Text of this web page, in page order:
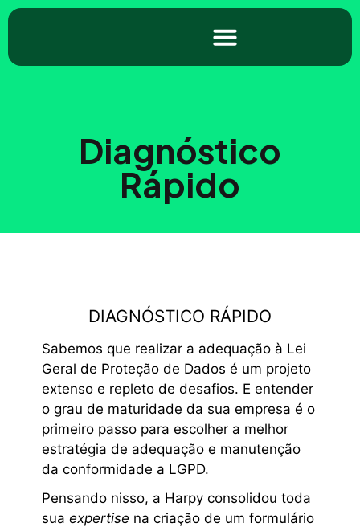
Diagnóstico
Rápido
DIAGNÓSTICO RÁPIDO
Sabemos que realizar a adequação à Lei
Geral de Proteção de Dados é um projeto
extenso e repleto de desafios. E entender
o grau de maturidade da sua empresa é o
primeiro passo para escolher a melhor
estratégia de adequação e manutenção
da conformidade a LGPD.
Pensando nisso, a Harpy consolidou toda
suaexpertise na criação de um formulário